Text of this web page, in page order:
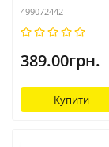
499072442-
389.00грн.
Купити